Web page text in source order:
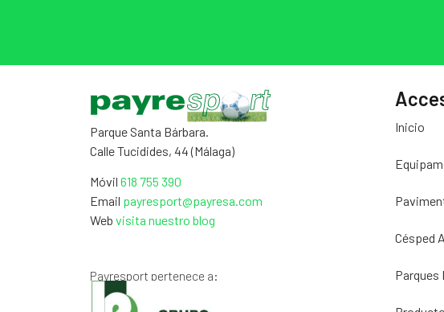
Parque Santa Bárbara.
Calle Tucidides, 44 (Málaga)
Móvil 618 755 390
Email payresport@payresa.com
Web visita nuestro blog
Payresport pertenece a:
Inicio
Césped
Parques